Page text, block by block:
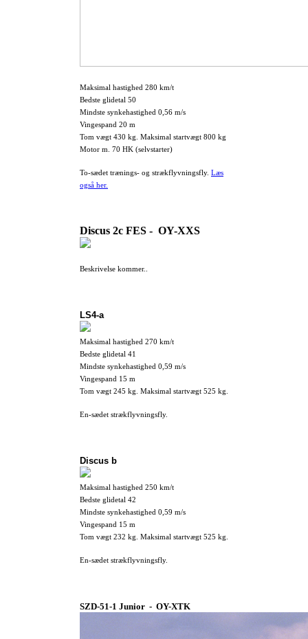
Maksimal hastighed 280 km/t
Bedste glidetal 50
Mindste synkehastighed 0,56 m/s
Vingespand 20 m
Tom vægt 430 kg. Maksimal startvægt 800 kg
Motor m. 70 HK (selvstarter)
To-sædet trænings- og strækflyvningsfly. Læs
også her.
Discus 2c FES - OY-XXS
Beskrivelse kommer..
LS4-a
Maksimal hastighed 270 km/t
Bedste glidetal 41
Mindste synkehastighed 0,59 m/s
Vingespand 15 m
Tom vægt 245 kg. Maksimal startvægt 525 kg.
En-sædet strækflyvningsfly.
Discus b
Maksimal hastighed 250 km/t
Bedste glidetal 42
Mindste synkehastighed 0,59 m/s
Vingespand 15 m
Tom vægt 232 kg. Maksimal startvægt 525 kg.
En-sædet strækflyvningsfly.
SZD-51-1 Junior - OY-XTK